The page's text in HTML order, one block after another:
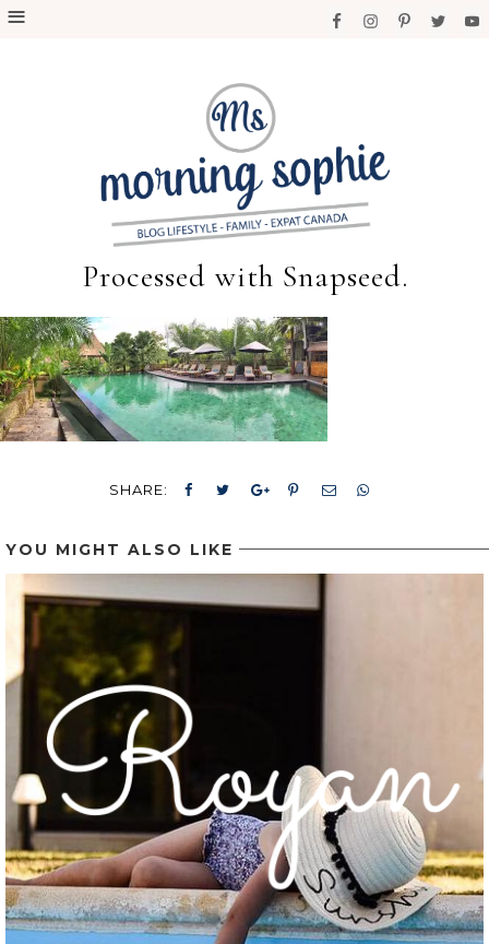
Processed with Snapseed.
SHARE:
YOU MIGHT ALSO LIKE